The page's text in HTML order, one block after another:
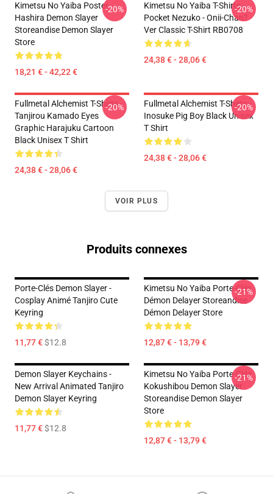
Kimetsu No Yaiba Poster
Hashira Demon Slayer
Storeandise Demon Slayer
Store
18,21 € - 42,22 €
-20%
Kimetsu No Yaiba T-Shirts -
Pocket Nezuko - Onii-Chan?
Ver Classic T-Shirt RB0708
24,38 € - 28,06 €
-20%
Fullmetal Alchemist T-Shirts -
Tanjirou Kamado Eyes
Graphic Harajuku Cartoon
Black Unisex T Shirt
24,38 € - 28,06 €
-20%
Fullmetal Alchemist T-Shirts -
Inosuke Pig Boy Black Unisex
T Shirt
24,38 € - 28,06 €
-20%
VOIR PLUS
Produits connexes
Porte-Clés Demon Slayer -
Cosplay Animé Tanjiro Cute
Keyring
11,77 €$12.8
Kimetsu No Yaiba Porte-Clés
Démon Delayer Storeandise
Démon Delayer Store
12,87 € - 13,79 €
-21%
Demon Slayer Keychains -
New Arrival Animated Tanjiro
Demon Slayer Keyring
11,77 €$12.8
Kimetsu No Yaiba Porte-Clés
Kokushibou Demon Slayer
Storeandise Demon Slayer
Store
12,87 € - 13,79 €
-21%